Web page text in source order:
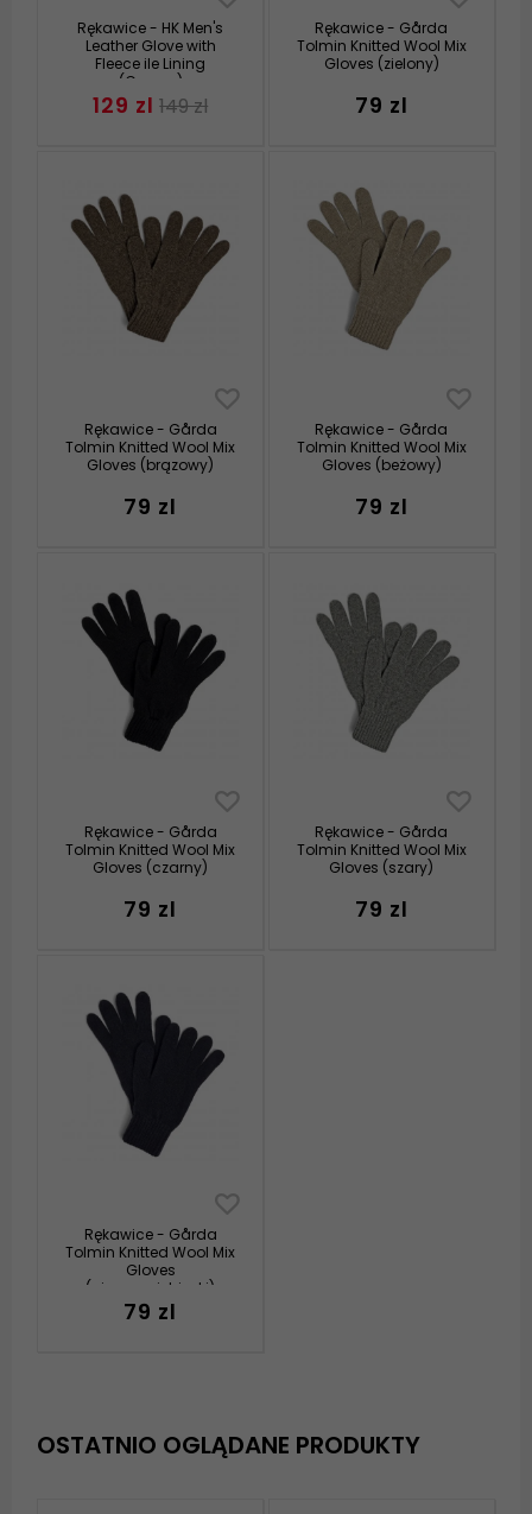
Rękawice - HK Men's
Leather Glove with
Fleece ile Lining
(Czarny)
129 zl 149 zl
Rękawice - Gårda
Tolmin Knitted Wool Mix
Gloves (zielony)
79 zl
Rękawice - Gårda
Tolmin Knitted Wool Mix
Gloves (brązowy)
79 zl
Rękawice - Gårda
Tolmin Knitted Wool Mix
Gloves (beżowy)
79 zl
Rękawice - Gårda
Tolmin Knitted Wool Mix
Gloves (czarny)
79 zl
Rękawice - Gårda
Tolmin Knitted Wool Mix
Gloves (szary)
79 zl
Rękawice - Gårda
Tolmin Knitted Wool Mix
Gloves
(ciemnoniebieski)
79 zl
OSTATNIO OGLĄDANE PRODUKTY